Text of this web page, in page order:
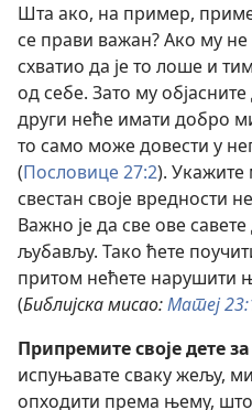
Шта ако, на пример,
се прави важан? Ако му
схватио да је то лоше и
од себе. Зато му
други неће имати добро
то само може довести у
(Пословице 27:2). Укажите
свестан своје вредности
Важно је да све ове
љубављу. Тако ћете
притом нећете нарушити
(Библијска мисао:Матеј
Припремите своје дете
испуњавате сваку жељу,
опходити према њему, што